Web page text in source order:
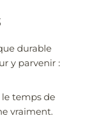
durable
y parvenir :
le temps de
vraiment.